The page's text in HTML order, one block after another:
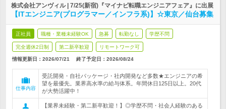
株式会社アンヴィル | 7/25(新宿)『マイナビ転職エンジニアフェア』に出展
【ITエンジニア(プログラマー／インフラ系)】☆東京／仙台募集
正社員 職種・業種未経験OK 急募 転勤なし 学歴不問
完全週休2日制 第二新卒歓迎 リモートワーク可
情報更新日：2026/07/21 終了予定日： 2026/08/24
仕事内容
受託開発・自社パッケージ・社内開発など多数★エンジニアの希
望を最優先。業界高水準の給与体系。年間休日125日以上。20代
が大勢活躍中！
【業界未経験・第二新卒歓迎！】◎学歴不問・社会人経験のある